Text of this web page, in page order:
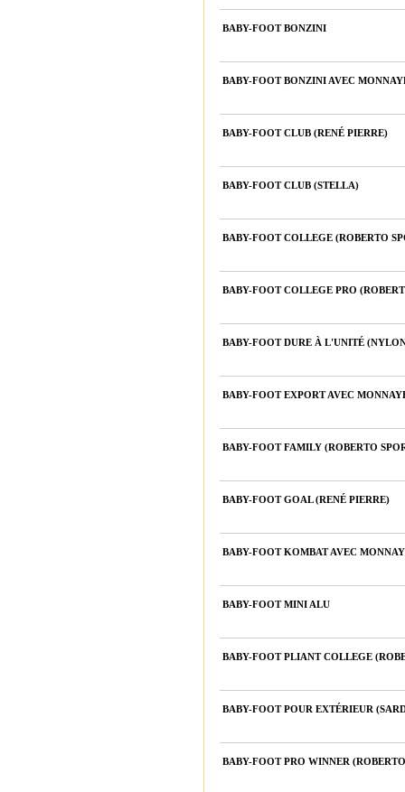
BABY-FOOT BONZINI
BABY-FOOT BONZINI AVEC
BABY-FOOT CLUB (RENÉ PIERRE)
BABY-FOOT CLUB (STELLA)
BABY-FOOT COLLEGE (ROBERTO
BABY-FOOT COLLEGE PRO
BABY-FOOT DURE À L'UNITÉ
BABY-FOOT EXPORT AVEC
BABY-FOOT FAMILY (ROBERTO
BABY-FOOT GOAL (RENÉ PIERRE)
BABY-FOOT KOMBAT AVEC
BABY-FOOT MINI ALU
BABY-FOOT PLIANT COLLEGE
BABY-FOOT POUR EXTÉRIEUR
BABY-FOOT PRO WINNER